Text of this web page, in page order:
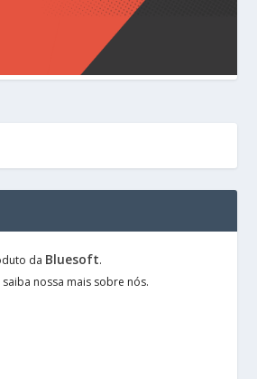
da Bluesoft.
nossa mais sobre nós.